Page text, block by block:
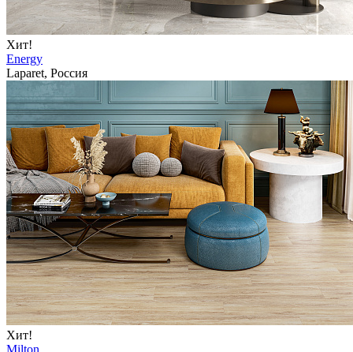
Хит!
Energy
Laparet, Россия
Хит!
Milton